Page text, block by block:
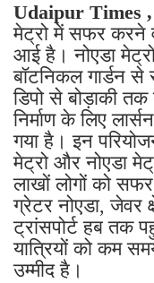
Udaipur Times
मेट्रो में सफर करने
आई है। नोएडा
बॉटनिकल गार्डन
डिपो से बोड़ाकी
निर्माण के लिए
गया है। इन
मेट्रो और नोएडा
लाखों लोगों को
ग्रेटर नोएडा, जेवर
ट्रांसपोर्ट हब तक
यात्रियों को कम
उम्मीद है।